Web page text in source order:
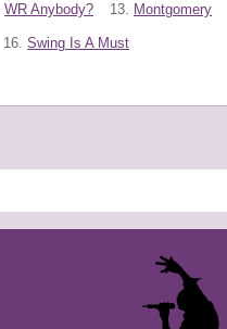
WR Anybody? 13. Montgomery
16. Swing Is A Must